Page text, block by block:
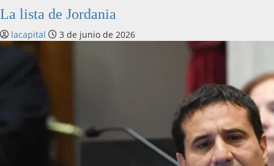
La lista de Jordania
lacapital 3 de junio de 2026